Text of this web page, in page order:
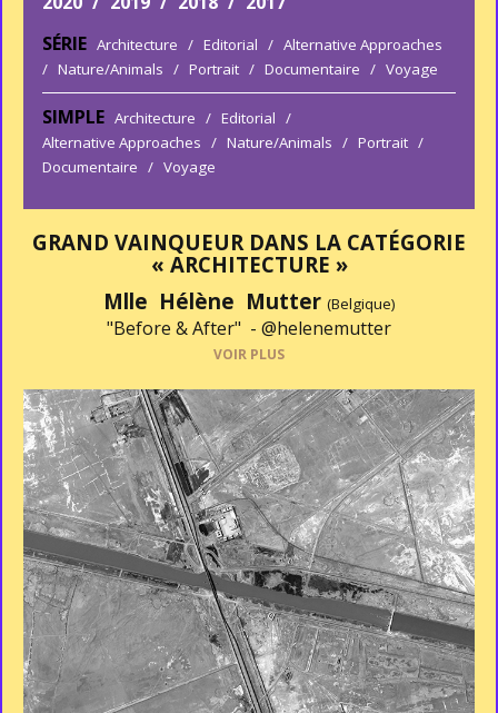
SÉRIE Architecture / Editorial / Alternative Approaches
/ Nature/Animals / Portrait / Documentaire / Voyage
SIMPLE Architecture / Editorial /
Alternative Approaches / Nature/Animals / Portrait /
Documentaire / Voyage
GRAND VAINQUEUR DANS LA CATÉGORIE
« ARCHITECTURE »
Mlle Hélène Mutter (Belgique)
"Before & After" - @helenemutter
VOIR PLUS